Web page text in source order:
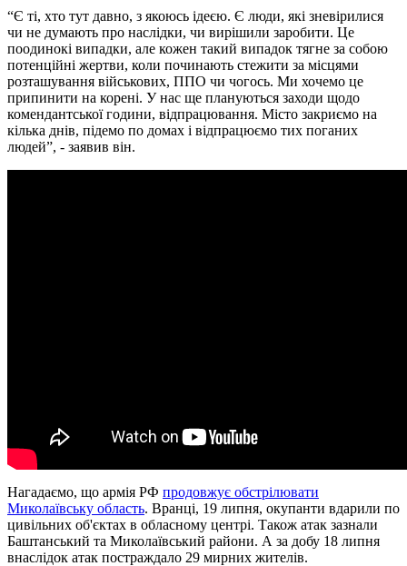
“Є ті, хто тут давно, з якоюсь ідеєю. Є люди, які зневірилися
чи не думають про наслідки, чи вирішили заробити. Це
поодинокі випадки, але кожен такий випадок тягне за собою
потенційні жертви, коли починають стежити за місцями
розташування військових, ППО чи чогось. Ми хочемо це
припинити на корені. У нас ще плануються заходи щодо
комендантської години, відпрацювання. Місто закриємо на
кілька днів, підемо по домах і відпрацюємо тих поганих
людей”, - заявив він.
Нагадаємо, що армія РФ продовжує обстрілювати
Миколаївську область. Вранці, 19 липня, окупанти вдарили по
цивільних об'єктах в обласному центрі. Також атак зазнали
Баштанський та Миколаївський райони. А за добу 18 липня
внаслідок атак постраждало 29 мирних жителів.